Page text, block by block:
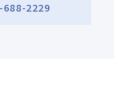
688-2229